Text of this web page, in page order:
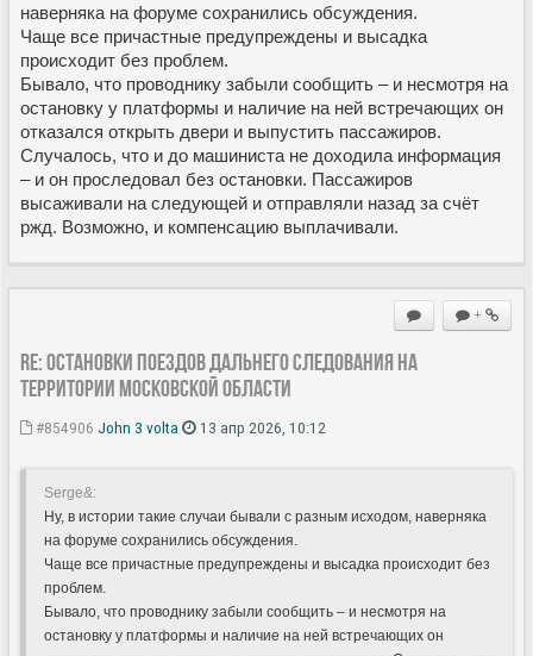
наверняка на форуме сохранились обсуждения.
Чаще все причастные предупреждены и высадка
происходит без проблем.
Бывало, что проводнику забыли сообщить – и несмотря на
остановку у платформы и наличие на ней встречающих он
отказался открыть двери и выпустить пассажиров.
Случалось, что и до машиниста не доходила информация
– и он проследовал без остановки. Пассажиров
высаживали на следующей и отправляли назад за счёт
ржд. Возможно, и компенсацию выплачивали.
+
Re: Остановки поездов дальнего следования на
территории Московской области
#854906 John 3 volta 13 апр 2026, 10:12
Serge&:
Ну, в истории такие случаи бывали с разным исходом, наверняка
на форуме сохранились обсуждения.
Чаще все причастные предупреждены и высадка происходит без
проблем.
Бывало, что проводнику забыли сообщить – и несмотря на
остановку у платформы и наличие на ней встречающих он